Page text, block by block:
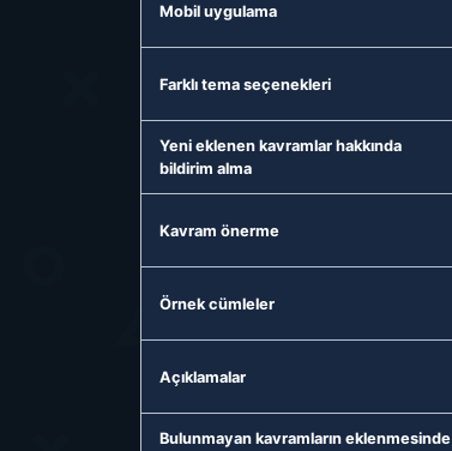
Mobil uygulama
Farklı tema seçenekleri
Yeni eklenen kavramlar hakkında
bildirim alma
Kavram önerme
Örnek cümleler
Açıklamalar
Bulunmayan kavramların eklenmesinde